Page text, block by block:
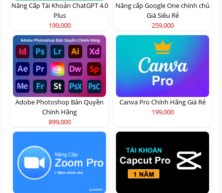
Nâng Cấp Tài Khoản ChatGPT 4.0
Plus
199,000
Nâng cấp Google One chính chủ
Giá Siêu Rẻ
259,000
Adobe Photoshop Bản Quyền
Chính Hãng
899,000
Canva Pro Chính Hãng Giá Rẻ
199,000